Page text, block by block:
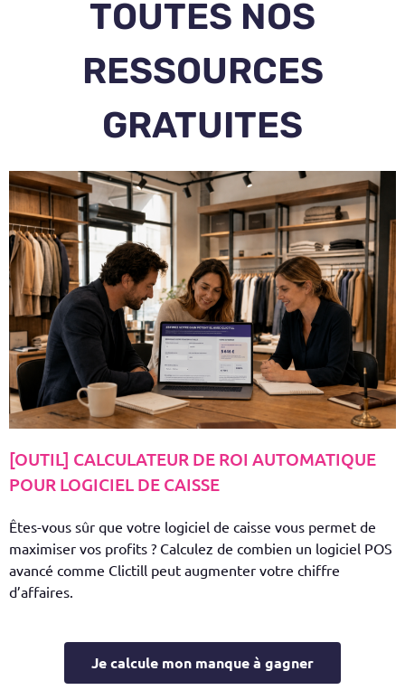
TOUTES NOS
RESSOURCES
GRATUITES
[OUTIL] CALCULATEUR DE ROI AUTOMATIQUE
POUR LOGICIEL DE CAISSE
Êtes-vous sûr que votre logiciel de caisse vous permet de
maximiser vos profits ? Calculez de combien un logiciel POS
avancé comme Clictill peut augmenter votre chiffre
d’affaires.
Je calcule mon manque à gagner